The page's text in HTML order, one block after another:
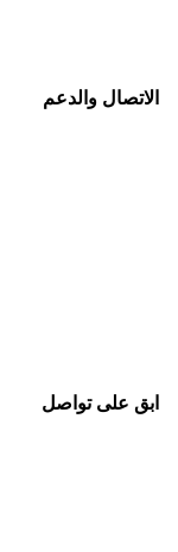
الاتصال والدعم
ابق على تواصل